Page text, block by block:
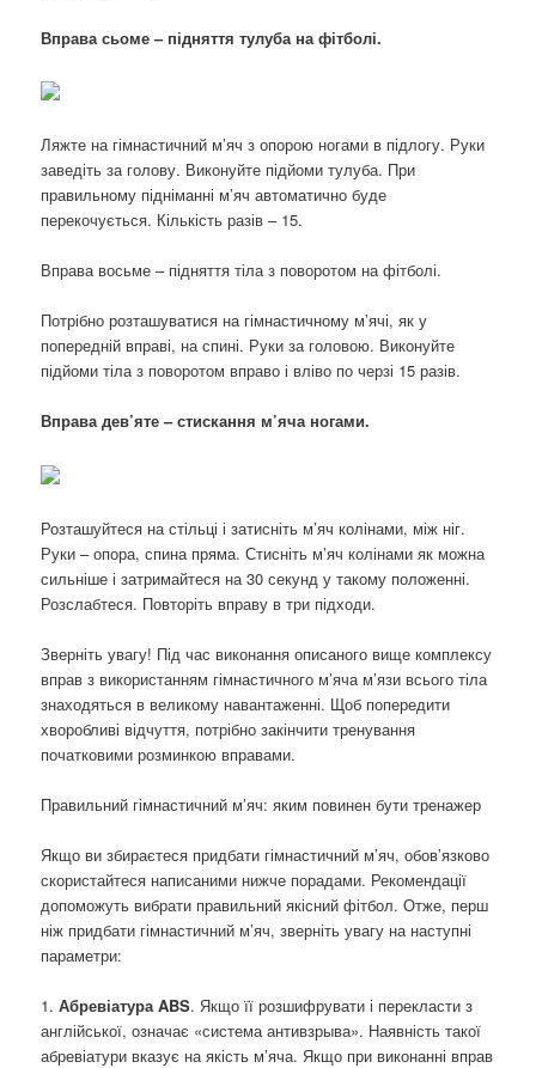
Вправа сьоме – підняття тулуба на фітболі.
Ляжте на гімнастичний м’яч з опорою ногами в підлогу. Руки
заведіть за голову. Виконуйте підйоми тулуба. При
правильному підніманні м’яч автоматично буде
перекочується. Кількість разів – 15.
Вправа восьме – підняття тіла з поворотом на фітболі.
Потрібно розташуватися на гімнастичному м’ячі, як у
попередній вправі, на спині. Руки за головою. Виконуйте
підйоми тіла з поворотом вправо і вліво по черзі 15 разів.
Вправа дев’яте – стискання м’яча ногами.
Розташуйтеся на стільці і затисніть м’яч колінами, між ніг.
Руки – опора, спина пряма. Стисніть м’яч колінами як можна
сильніше і затримайтеся на 30 секунд у такому положенні.
Розслабтеся. Повторіть вправу в три підходи.
Зверніть увагу! Під час виконання описаного вище комплексу
вправ з використанням гімнастичного м’яча м’язи всього тіла
знаходяться в великому навантаженні. Щоб попередити
хворобливі відчуття, потрібно закінчити тренування
початковими розминкою вправами.
Правильний гімнастичний м’яч: яким повинен бути тренажер
Якщо ви збираєтеся придбати гімнастичний м’яч, обов’язково
скористайтеся написаними нижче порадами. Рекомендації
допоможуть вибрати правильний якісний фітбол. Отже, перш
ніж придбати гімнастичний м’яч, зверніть увагу на наступні
параметри:
1.Абревіатура ABS. Якщо її розшифрувати і перекласти з
англійської, означає «система антивзрыва». Наявність такої
абревіатури вказує на якість м’яча. Якщо при виконанні вправ